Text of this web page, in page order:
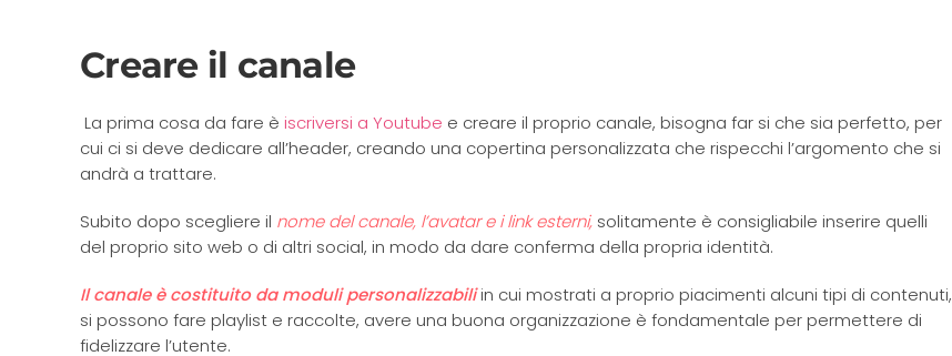
Creare il canale
La prima cosa da fare è iscriversi a Youtube e creare il proprio canale, bisogna far si che sia perfetto, per
cui ci si deve dedicare all’header, creando una copertina personalizzata che rispecchi l’argomento che si
andrà a trattare.
Subito dopo scegliere il nome del canale, l’avatar e i link esterni, solitamente è consigliabile inserire quelli
del proprio sito web o di altri social, in modo da dare conferma della propria identità.
Il canale è costituito da moduli personalizzabiliin cui mostrati a proprio piacimenti alcuni tipi di contenuti,
si possono fare playlist e raccolte, avere una buona organizzazione è fondamentale per permettere di
fidelizzare l’utente.
Riepilogo generato dall'IA